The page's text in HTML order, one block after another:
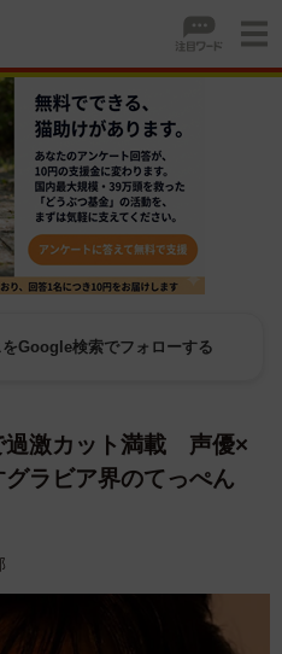
をGoogle検索でフォローする
過激カット満載 声優×
グラビア界のてっぺん